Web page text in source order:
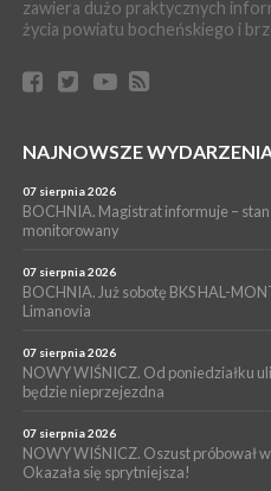
BRZESKO. Lepsze warunki dla
06 sierpnia 2026
BORZĘCIN. Już w najbliższy
PIELGRZYMKA 2026
Z BOCHNI NA JASNĄ GÓRĘ.
WYDARZENIA
NASZ NEWS. Powstał
Przestrzennego Miasta Bochnia.
magistratu
zawiera dużo praktycznych
życia powiatu bocheńskiego i
NAJNOWSZE
07 sierpnia 2026
BOCHNIA. Magistrat informuje –
monitorowany
07 sierpnia 2026
BOCHNIA. Już sobotę BKS HAL-
Limanovia
07 sierpnia 2026
NOWY WIŚNICZ. Od poniedziałku
będzie nieprzejezdna
07 sierpnia 2026
NOWY WIŚNICZ. Oszust próbował
Okazała się sprytniejsza!